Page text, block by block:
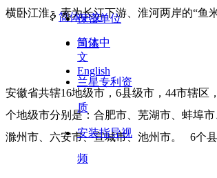
ꀅ 简体中文
简体中
文
English
横卧江淮，素为长江下游、淮河两岸的“鱼米
安徽省共辖16地级市，6县级市，44市辖
个地级市分别是：合肥市、芜湖市、蚌埠
滁州市、六安市、宣城市、池州市。 6个
保密单位
司法
兰星专利资
质
安装指导视
频